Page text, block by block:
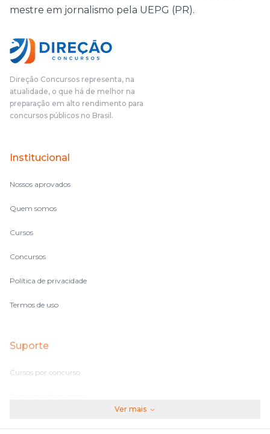
mestre em jornalismo pela UEPG (PR).
Direção Concursos representa, na
atualidade, o que há de melhor na
preparação em alto rendimento para
concursos públicos no Brasil.
Institucional
Nossos aprovados
Quem somos
Cursos
Concursos
Política de privacidade
Termos de uso
Suporte
Cursos por concurso
Ver mais